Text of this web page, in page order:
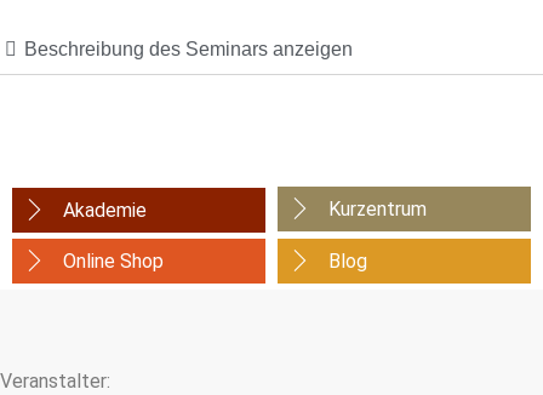
Beschreibung des Seminars anzeigen
Akademie Kurzentrum
Online Shop Blog
Veranstalter: